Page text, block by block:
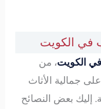
في الكويت
الكويت، من
جمالية الأثاث
إليك بعض النصائح